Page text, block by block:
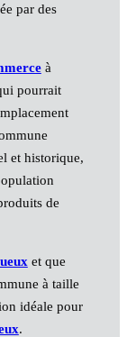
par des
à
pourrait
et historique,
de
et que
à taille
idéale pour
.